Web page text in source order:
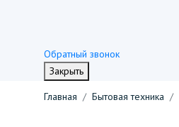
Обратный звонок
Закрыть
Главная
Бытовая техника